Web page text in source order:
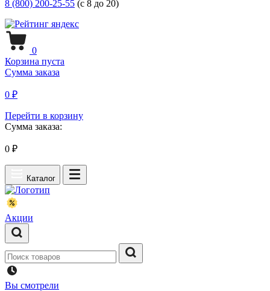
8 (800) 200-25-55 (с 8 до 20)
0
Корзина пуста
Сумма заказа
0 ₽
Перейти в корзину
Сумма заказа:
0 ₽
Каталог
Акции
Вы смотрели